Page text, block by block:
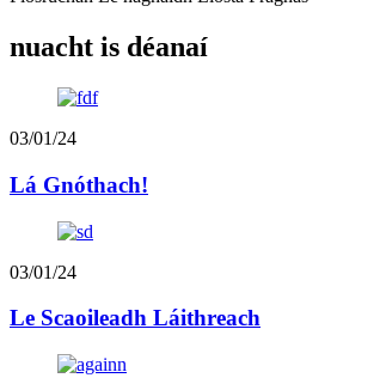
nuacht is déanaí
03/01/24
Lá Gnóthach!
03/01/24
Le Scaoileadh Láithreach